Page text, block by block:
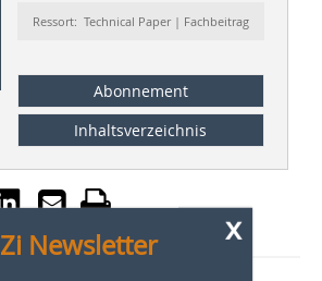
Ressort: Technical Paper | Fachbeitrag
Abonnement
Inhaltsverzeichnis
x
Zi Newsletter